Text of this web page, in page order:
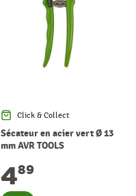
Click & Collect
Sécateur en acier vert Ø 13
mm AVR TOOLS
489